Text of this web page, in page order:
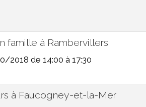
famille à Rambervillers
2018 de 14:00 à 17:30
à Faucogney-et-la-Mer